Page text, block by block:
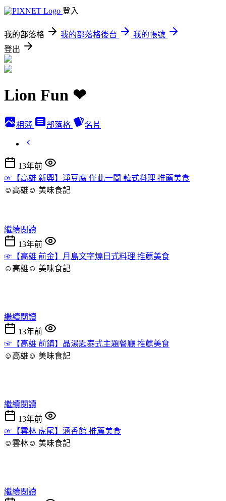
登入
我的部落格 我的部落格後台
我的帳號
登出
Lion Fun ❤
相簿 部落格 名片
13年前
☞【高雄 新興】淨豆腐 僅此一間 韓式料理 推薦美食
☺高雄☺ 美味食記
繼續閱讀
13年前
☞【高雄 前金】月島文字燒日式料理 推薦美食
☺高雄☺ 美味食記
繼續閱讀
13年前
☞【高雄 前鎮】晶湯匙泰式主題餐廳 推薦美食
☺高雄☺ 美味食記
繼續閱讀
13年前
☞【雲林 虎尾】涵香館 推薦美食
☺雲林☺ 美味食記
繼續閱讀